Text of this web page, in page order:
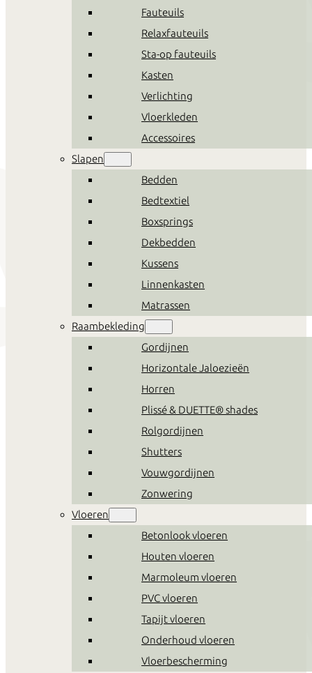
Fauteuils
Relaxfauteuils
Sta-op fauteuils
Kasten
Verlichting
Vloerkleden
Accessoires
Slapen
Bedden
Bedtextiel
Boxsprings
Dekbedden
Kussens
Linnenkasten
Matrassen
Raambekleding
Gordijnen
Horizontale Jaloezieën
Horren
Plissé & DUETTE® shades
Rolgordijnen
Shutters
Vouwgordijnen
Zonwering
Vloeren
Betonlook vloeren
Houten vloeren
Marmoleum vloeren
PVC vloeren
Tapijt vloeren
Onderhoud vloeren
Vloerbescherming